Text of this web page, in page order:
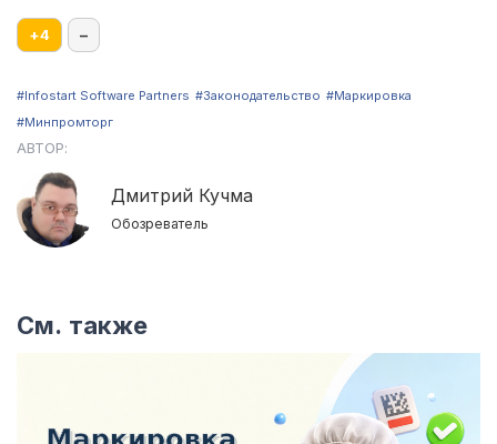
+4 –
#Infostart Software Partners #Законодательство #Маркировка
#Минпромторг
АВТОР:
Дмитрий Кучма
Обозреватель
См. также